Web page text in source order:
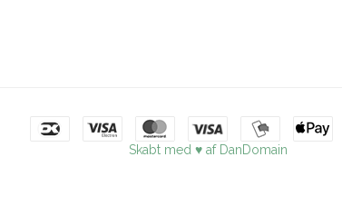
Skabt med ♥ af DanDomain